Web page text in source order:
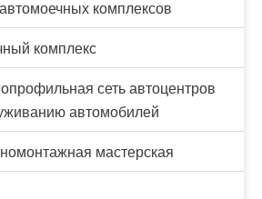
комплексов
комплекс
сеть автоцентров
автомобилей
мастерская